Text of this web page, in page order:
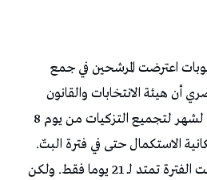
اعترضت المرشحين في جمع
أن هيئة الانتخابات والقانون
الانتخابي خصصا فترة تمتد لشهر لتجميع التزكيات من يوم 8
أوت مع إمكانية الاستكمال حتى في فترة البتّ.
ومقارنة بانتخابات 2019 كانت الفترة تمتد لـ 21 يوما فقط. ولكن